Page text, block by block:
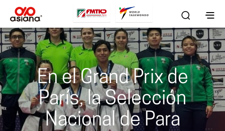
En el Grand Prix de
París, la Selección
Nacional de Para